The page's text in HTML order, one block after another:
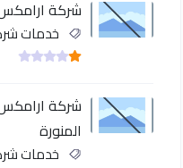
شركة
خدمات
شركة
المنورة
خدمات